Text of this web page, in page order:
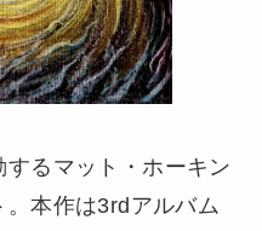
るマット・ホーキン
本作は3rdアルバム